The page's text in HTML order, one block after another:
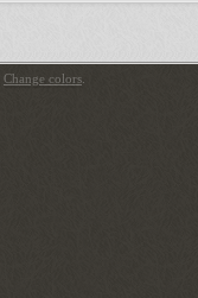
Change colors